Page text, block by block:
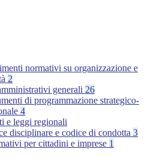
normativi su organizzazione e
2
generali 26
di programmazione strategico-
4
e leggi regionali
disciplinare e codice di condotta 3
per cittadini e imprese 1